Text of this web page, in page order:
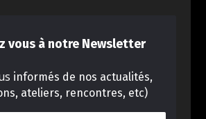
vous à notre Newsletter
informés de nos actualités,
ateliers, rencontres, etc)